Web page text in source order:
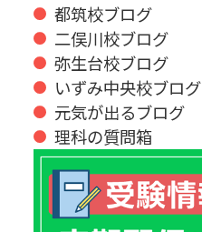
都筑校ブログ
二俣川校ブログ
弥生台校ブログ
いずみ中央校ブログ
元気が出るブログ
理科の質問箱